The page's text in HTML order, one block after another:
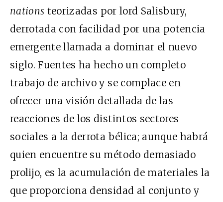
nations teorizadas por lord Salisbury,
derrotada con facilidad por una potencia
emergente llamada a dominar el nuevo
siglo. Fuentes ha hecho un completo
trabajo de archivo y se complace en
ofrecer una visión detallada de las
reacciones de los distintos sectores
sociales a la derrota bélica; aunque habrá
quien encuentre su método demasiado
prolijo, es la acumulación de materiales la
que proporciona densidad al conjunto y